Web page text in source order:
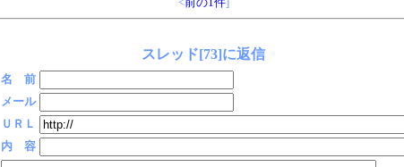
スレッド[73]に返信
名 前
メール
ＵＲＬ
内 容